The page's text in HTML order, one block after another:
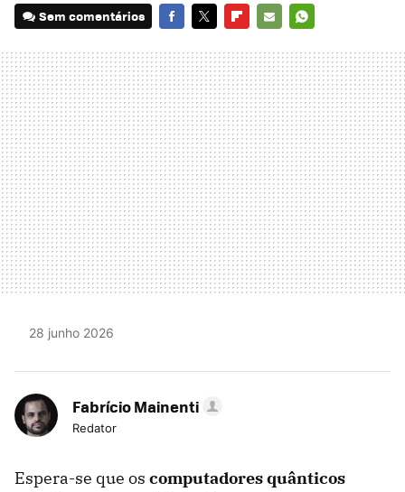
Sem comentários
MAIL
28 junho 2026
Fabrício Mainenti
Redator
Espera-se que os computadores quânticos